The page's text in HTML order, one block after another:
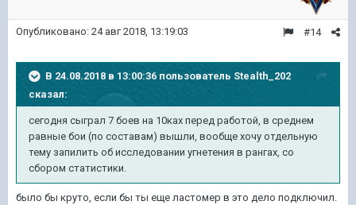
#14
Опубликовано: 24 авг 2018, 13:19:03
В 24.08.2018 в 13:00:36 пользователь Stealth_202
сказал:
сегодня сыграл 7 боев на 10ках перед работой, в среднем
равные бои (по составам) вышли, вообще хочу отдельную
тему запилить об исследовании угнетения в рангах, со
сбором статистики.
было бы круто, если бы ты еще ластомер в это дело подключил.